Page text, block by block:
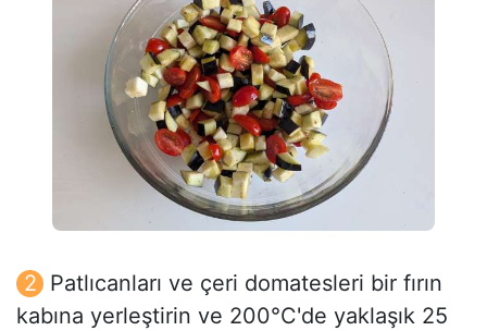
Patlıcanları ve çeri domatesleri bir fırın
kabına yerleştirin ve 200°C'de yaklaşık 25